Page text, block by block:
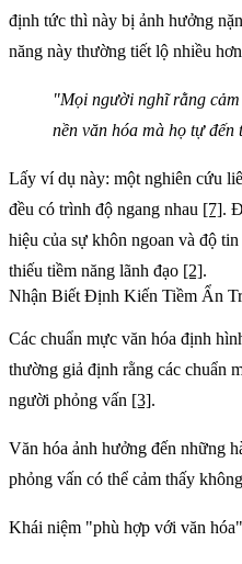
định tức thì này bị ảnh hưởng
năng này thường tiết lộ nhiều
"Mọi người nghĩ rằng
nền văn hóa mà họ tự
Lấy ví dụ này: một nghiên cứu
đều có trình độ ngang nhau [7].
hiệu của sự khôn ngoan và độ tin
thiếu tiềm năng lãnh đạo [2].
Nhận Biết Định Kiến Tiềm Ẩn
Các chuẩn mực văn hóa định
thường giả định rằng các chuẩn
người phỏng vấn [3].
Văn hóa ảnh hưởng đến những
phỏng vấn có thể cảm thấy
Khái niệm "phù hợp với văn hóa"